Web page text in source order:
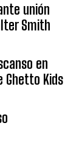
unión
Smith
en
Ghetto Kids